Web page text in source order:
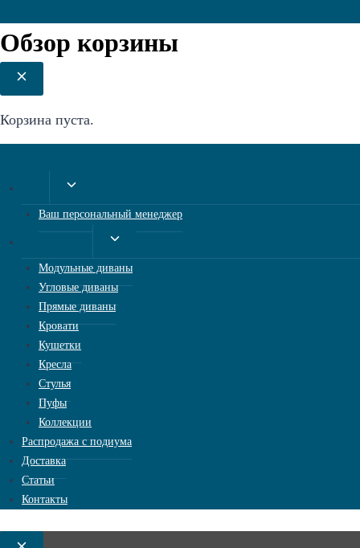
Обзор корзины
Корзина пуста.
Переключить
дочернее
меню
Ваш персональный менеджер
Переключить
дочернее
меню
Модульные диваны
Угловые диваны
Прямые диваны
Кровати
Кушетки
Кресла
Стулья
Пуфы
Коллекции
Распродажа с подиума
Доставка
Статьи
Контакты